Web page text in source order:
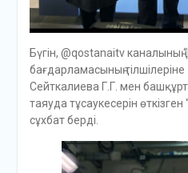
Бүгін, @qostanaitv каналының
бағдарламасының
Сейткалиева Г.Г. мен
таяуда тұсаукесерін
сұхбат берді.